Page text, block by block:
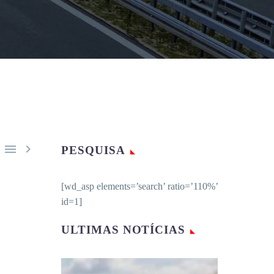
  PESQUISA
[wd_asp elements=’search’ ratio=’110%’
id=1]
ULTIMAS NOTÍCIAS